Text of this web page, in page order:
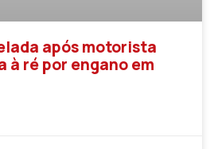
após motorista
à ré por engano em